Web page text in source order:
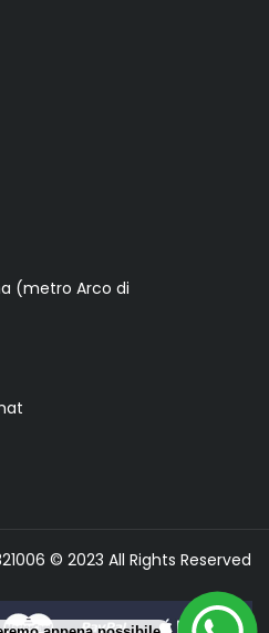
(metro Arco di
© 2023 All Rights Reserved